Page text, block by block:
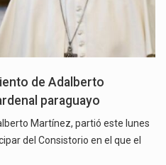
de Adalberto
paraguayo
Martínez, partió este lunes
del Consistorio en el que el